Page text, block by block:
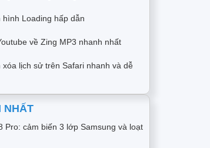
hình Loading hấp dẫn
về Zing MP3 nhanh nhất
xóa lịch sử trên Safari nhanh và dễ
NHẤT
Pro: cảm biến 3 lớp Samsung và loạt